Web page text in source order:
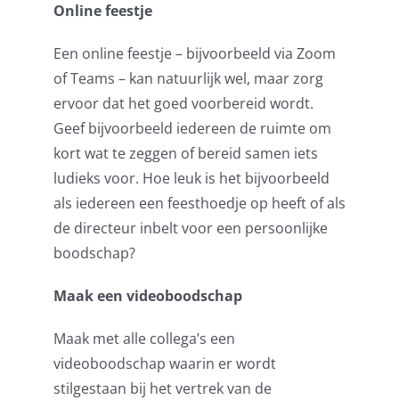
Online feestje
Een online feestje – bijvoorbeeld via Zoom
of Teams – kan natuurlijk wel, maar zorg
ervoor dat het goed voorbereid wordt.
Geef bijvoorbeeld iedereen de ruimte om
kort wat te zeggen of bereid samen iets
ludieks voor. Hoe leuk is het bijvoorbeeld
als iedereen een feesthoedje op heeft of als
de directeur inbelt voor een persoonlijke
boodschap?
Maak een videoboodschap
Maak met alle collega’s een
videoboodschap waarin er wordt
stilgestaan bij het vertrek van de